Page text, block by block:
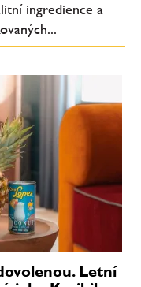
ingredience a
Letní